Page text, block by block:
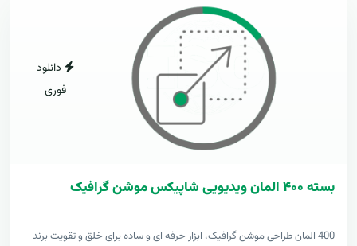
دانلود
فوری
بسته ۴۰۰ المان ویدیویی شاپیکس موشن گرافیک
400 المان طراحی موشن گرافیک، ابزار حرفه ای و ساده برای خلق و تقویت برند